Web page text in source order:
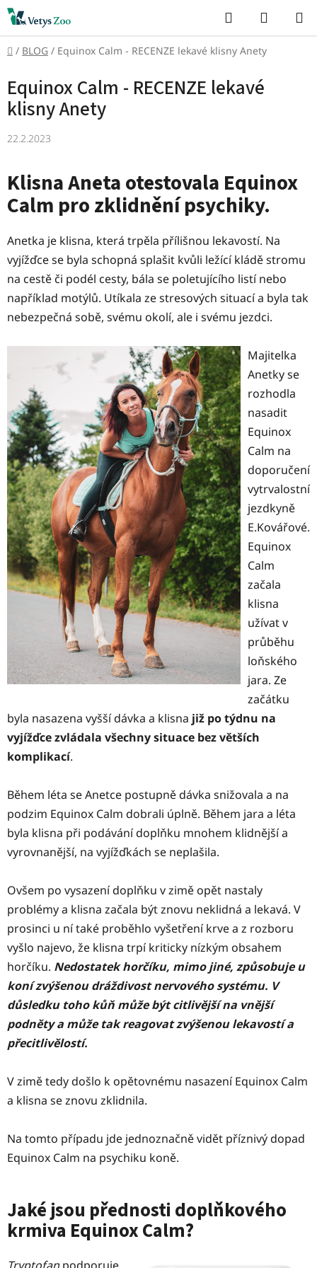
Přejít
na
obsah
Hledat
KOŠÍK
Domů
/ BLOG / Equinox Calm - RECENZE lekavé klisny Anety
Equinox Calm - RECENZE lekavé
klisny Anety
22.2.2023
Klisna Aneta otestovala Equinox
Calm pro zklidnění psychiky.
Anetka je klisna, která trpěla přílišnou lekavostí. Na
vyjížďce se byla schopná splašit kvůli ležící kládě stromu
na cestě či podél cesty, bála se poletujícího listí nebo
například motýlů. Utíkala ze stresových situací a byla tak
nebezpečná sobě, svému okolí, ale i svému jezdci.
Majitelka
Anetky se
rozhodla
nasadit
Equinox
Calm na
doporučení
vytrvalostní
jezdkyně
E.Kovářové.
Equinox
Calm
začala
klisna
užívat v
průběhu
loňského
jara. Ze
začátku
byla nasazena vyšší dávka a klisna již po týdnu na
vyjížďce zvládala všechny situace bez větších
komplikací.
Během léta se Anetce postupně dávka snižovala a na
podzim Equinox Calm dobrali úplně. Během jara a léta
byla klisna při podávání doplňku mnohem klidnější a
vyrovnanější, na vyjížďkách se neplašila.
Ovšem po vysazení doplňku v zimě opět nastaly
problémy a klisna začala být znovu neklidná a lekavá. V
prosinci u ní také proběhlo vyšetření krve a z rozboru
vyšlo najevo, že klisna trpí kriticky nízkým obsahem
horčíku. Nedostatek horčíku, mimo jiné, způsobuje u
koní zvýšenou dráždivost nervového systému. V
důsledku toho kůň může být citlivější na vnější
podněty a může tak reagovat zvýšenou lekavostí a
přecitlivělostí.
V zimě tedy došlo k opětovnému nasazení Equinox Calm
a klisna se znovu zklidnila.
Na tomto případu jde jednoznačně vidět příznivý dopad
Equinox Calm na psychiku koně.
Jaké jsou přednosti doplňkového
krmiva Equinox Calm?
Tryptofanpodporuje